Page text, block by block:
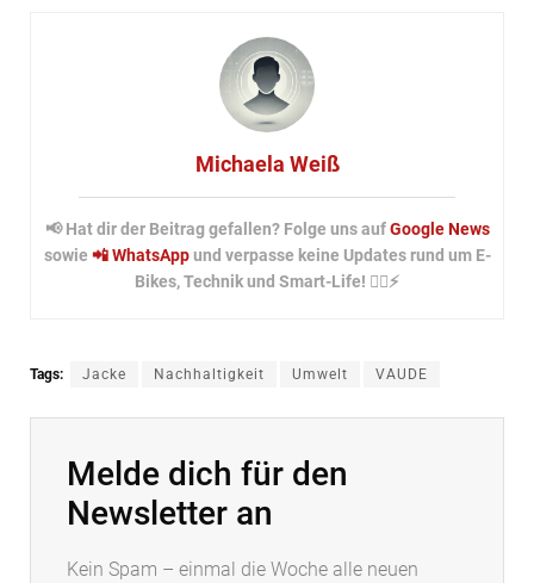
Michaela Weiß
📢 Hat dir der Beitrag gefallen? Folge uns aufGoogle News
sowie 📲 WhatsAppund verpasse keine Updates rund um E-
Bikes, Technik und Smart-Life! 🚴‍♂️⚡
Tags: Jacke Nachhaltigkeit Umwelt VAUDE
Melde dich für den
Newsletter an
Kein Spam – einmal die Woche alle neuen